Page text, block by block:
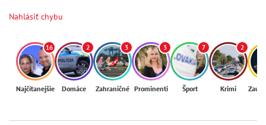
Nahlásiť chybu
16
Najčítanejšie
2
Domáce
3
Zahraničné
3
Prominenti
7
Šport
2
Krimi